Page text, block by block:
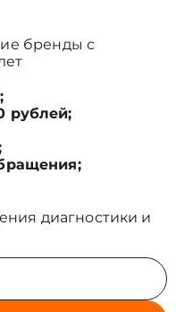
бренды с
рублей;
диагностики и